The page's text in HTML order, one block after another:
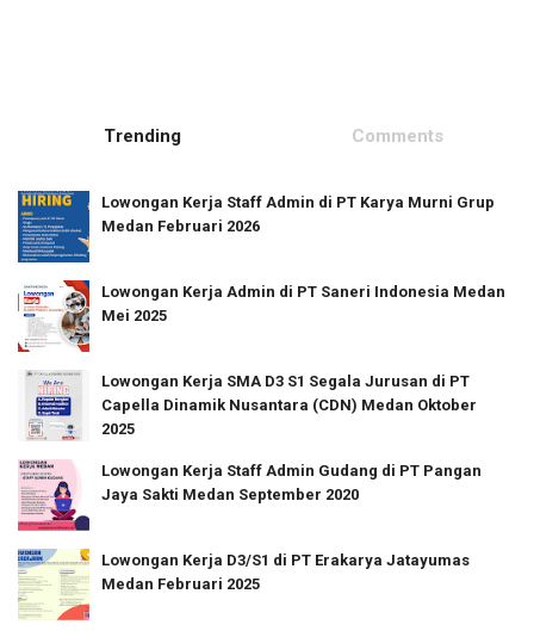
Trending Comments
Lowongan Kerja Staff Admin di PT Karya Murni Grup
Medan Februari 2026
Lowongan Kerja Admin di PT Saneri Indonesia Medan
Mei 2025
Lowongan Kerja SMA D3 S1 Segala Jurusan di PT
Capella Dinamik Nusantara (CDN) Medan Oktober
2025
Lowongan Kerja Staff Admin Gudang di PT Pangan
Jaya Sakti Medan September 2020
Lowongan Kerja D3/S1 di PT Erakarya Jatayumas
Medan Februari 2025